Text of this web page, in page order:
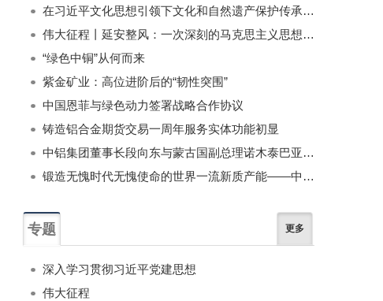
在习近平文化思想引领下文化和自然遗产保护传承利用工作开创新局面
伟大征程丨延安整风：一次深刻的马克思主义思想教育运动
“绿色中铜”从何而来
紫金矿业：高位进阶后的“韧性突围”
中国恩菲与绿色动力签署战略合作协议
铸造铝合金期货交易一周年服务实体功能初显
中铝集团董事长段向东与蒙古国副总理诺木泰巴亚尔举行会谈
锻造无愧时代无愧使命的世界一流新质产能——中国有色金属工业的战略应对与破局之道（二）
专题 更多
深入学习贯彻习近平党建思想
伟大征程